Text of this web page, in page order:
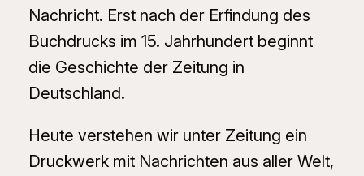
Nachricht. Erst nach der Erfindung des
Buchdrucks im 15. Jahrhundert beginnt
die Geschichte der Zeitung in
Deutschland.
Heute verstehen wir unter Zeitung ein
Druckwerk mit Nachrichten aus aller Welt,